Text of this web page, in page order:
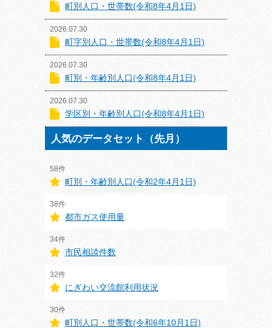
町別人口・世帯数(令和8年4月1日)
2026.07.30
町字別人口・世帯数(令和8年4月1日)
2026.07.30
町別・年齢別人口(令和8年4月1日)
2026.07.30
学区別・年齢別人口(令和8年4月1日)
人気のデータセット（先月）
58件
町別・年齢別人口(令和2年4月1日)
38件
都市ガス使用量
34件
市民相談件数
32件
にぎわい交流館利用状況
30件
町別人口・世帯数(令和6年10月1日)